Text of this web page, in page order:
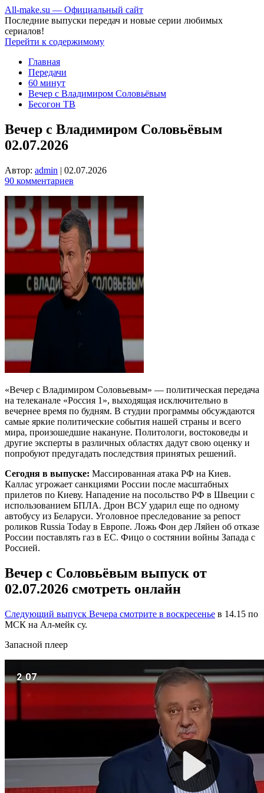
All-make.su — Официальный сайт
Последние выпуски передач и новые серии любимых
сериалов!
Перейти к содержимому
Главная
Передачи
60 минут
Вечер с Владимиром Соловьёвым
Бесогон ТВ
Вечер с Владимиром Соловьёвым
02.07.2026
Автор: admin | 02.07.2026
90 комментариев
«Вечер с Владимиром Соловьевым» — политическая передача
на телеканале «Россия 1», выходящая исключительно в
вечернее время по будням. В студии программы обсуждаются
самые яркие политические события нашей страны и всего
мира, произошедшие накануне. Политологи, востоковеды и
другие эксперты в различных областях дадут свою оценку и
попробуют предугадать последствия принятых решений.
Сегодня в выпуске: Массированная атака РФ на Киев.
Каллас угрожает санкциями России после масштабных
прилетов по Киеву. Нападение на посольство РФ в Швеции с
использованием БПЛА. Дрон ВСУ ударил еще по одному
автобусу из Беларуси. Уголовное преследование за репост
роликов Russia Today в Европе. Ложь Фон дер Ляйен об отказе
России поставлять газ в ЕС. Фицо о состянии войны Запада с
Россией.
Вечер с Соловьёвым выпуск от
02.07.2026 смотреть онлайн
Следующий выпуск Вечера смотрите в воскресенье в 14.15 по
МСК на Ал-мейк су.
Запасной плеер